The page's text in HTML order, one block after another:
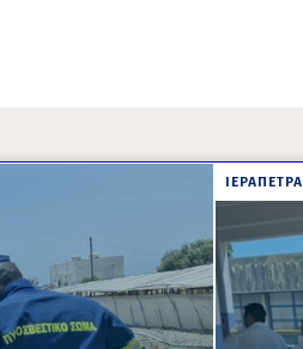
ΙΕΡΑΠΕΤΡΑ